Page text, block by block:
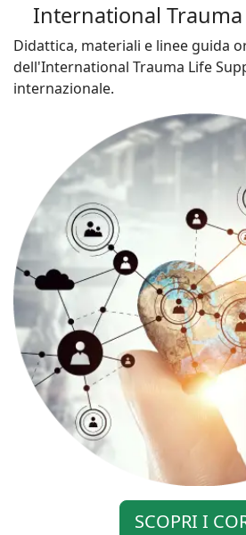
International
Didattica, materiali e linee guida
dell'International Trauma Life
internazionale.
SCOPRI I